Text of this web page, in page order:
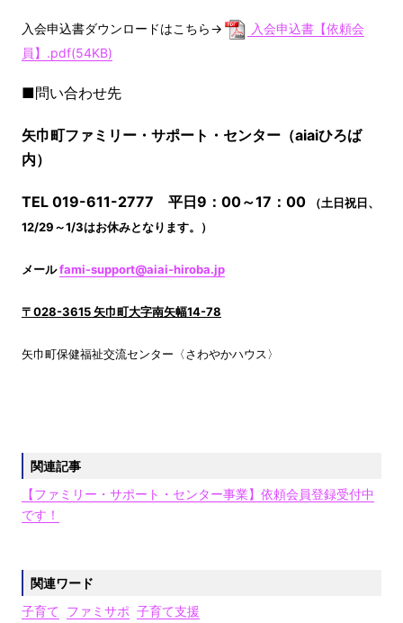
入会申込書ダウンロードはこちら→
入会申込書【依頼会
員】.pdf(54KB)
■問い合わせ先
矢巾町ファミリー・サポート・センター（aiaiひろば
内）
TEL 019-611-2777 平日9：00～17：00 （土日祝日、
12/29～1/3はお休みとなります。）
メールfami-support@aiai-hiroba.jp
〒028-3615 矢巾町大字南矢幅14-78
矢巾町保健福祉交流センター〈さわやかハウス〉
関連記事
【ファミリー・サポート・センター事業】依頼会員登録受付中
です！
関連ワード
子育て
ファミサポ 子育て支援